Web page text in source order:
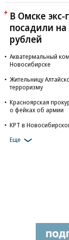
В Омске
посадили
рублей
Акватермальный
Новосибирске
Жительницу
терроризму
Красноярская
о фейках об армии
КРТ в
Еще